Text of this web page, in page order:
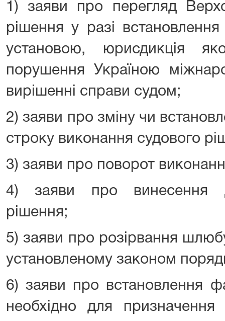
1) заяви про перегляд
рішення у разі
установою, юрисдикція
порушення Україною
вирішенні справи судом;
2) заяви про зміну чи
строку виконання судового
3) заяви про поворот
4) заяви про винесення
рішення;
5) заяви про розірвання
установленому законом
6) заяви про встановлення
необхідно для